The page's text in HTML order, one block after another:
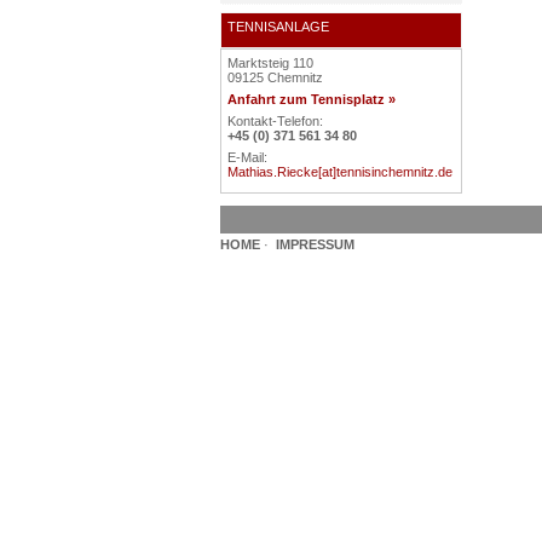
TENNISANLAGE
Marktsteig 110
09125 Chemnitz
Anfahrt zum Tennisplatz »
Kontakt-Telefon:
+45 (0) 371 561 34 80
E-Mail:
Mathias.Riecke[at]tennisinchemnitz.de
HOME · IMPRESSUM